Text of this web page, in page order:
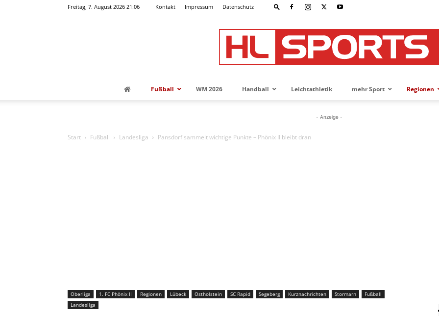
Freitag, 7. August 2026 21:06 Kontakt Impressum Datenschutz
Fußball WM 2026 Handball Leichtathletik mehr Sport Regionen
- Anzeige -
Start Fußball Landesliga Pansdorf sammelt wichtige Punkte – Phönix II bleibt dran
Oberliga 1. FC Phönix II Regionen Lübeck Ostholstein SC Rapid Segeberg Kurznachrichten Stormarn
Fußball
Landesliga